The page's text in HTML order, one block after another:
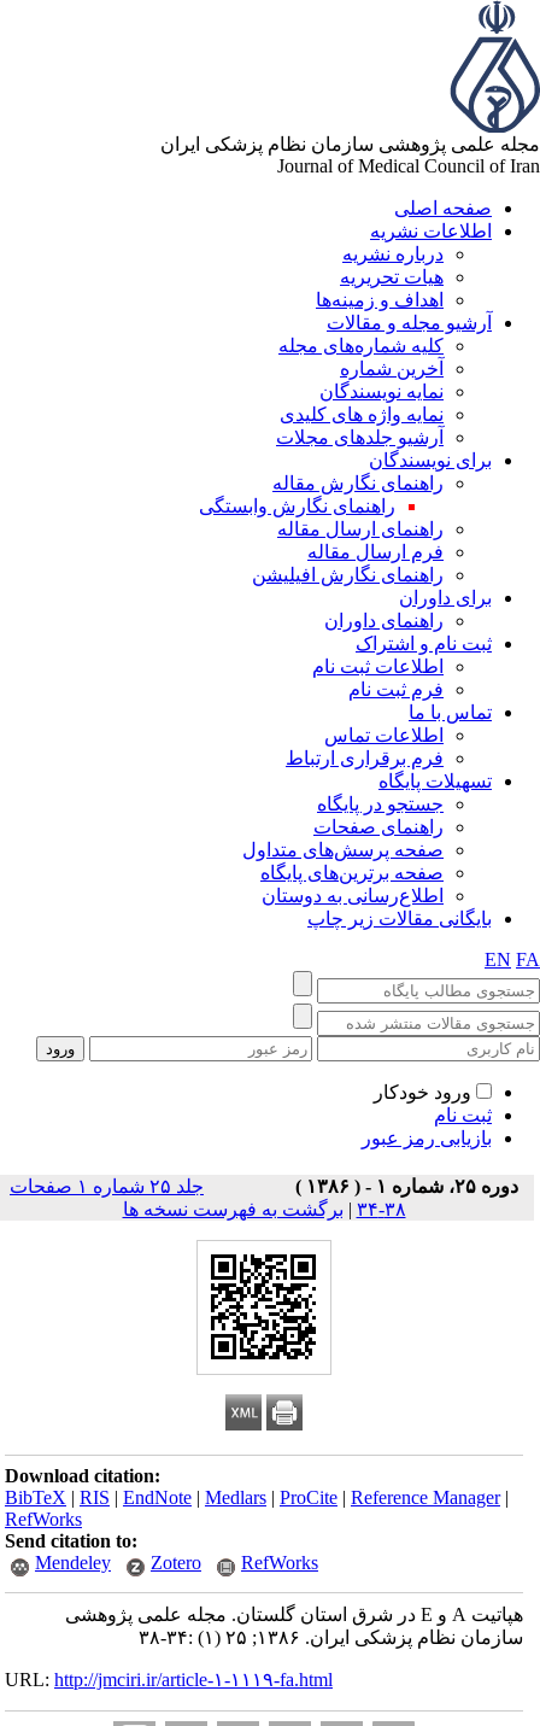
علمی پژوهشی سازمان نظام پزشکی ایران
Journal of Medical Council of
صفحه اصلی
اطلاعات نشریه
درباره نشریه
هیات تحریریه
اهداف و زمینه‌ها
آرشیو مجله و مقالات
کلیه شماره‌های مجله
آخرین شماره
نمایه نویسندگان
نمایه واژه های کلیدی
آرشیو جلدهای مجلات
برای نویسندگان
راهنمای نگارش مقاله
راهنمای نگارش وابستگی
راهنمای ارسال مقاله
فرم ارسال مقاله
راهنمای نگارش افیلیشن
برای داوران
راهنمای داوران
ثبت نام و اشتراک
اطلاعات ثبت نام
فرم ثبت نام
تماس با ما
اطلاعات تماس
فرم برقراری ارتباط
تسهیلات پایگاه
جستجو در پایگاه
راهنمای صفحات
صفحه پرسش‌های متداول
صفحه برترین‌های پایگاه
اطلاع‌رسانی به دوستان
بایگانی مقالات زیر چاپ
EN
ورود خودکار
ثبت نام
بازیابی رمز عبور
دوره ۲۵، شماره ۱ - ( ۱۳۸۶ )
جلد ۲۵ شماره ۱ صفحات
۳۸-۳۴
| برگشت به فهرست نسخه ها
Download citation:
BibTeX |RIS |EndNote |Medlars |ProCite |Reference Manager
RefWorks
Send citation to:
Mendeley
Zotero RefWorks
هپاتیت A و E در شرق استان گلستان. مجله علمی پژوهشی
سازمان نظام پزشکی ایران. ۱۳۸۶; ۲۵ (۱) :۳۴-۳۸
URL:http://jmciri.ir/article-۱-۱۱۱۹-fa.html